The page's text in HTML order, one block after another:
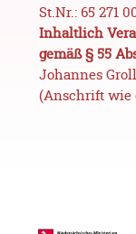
St.Nr.: 65 271
Inhaltlich
gemäß § 55
Johannes
(Anschrift wie